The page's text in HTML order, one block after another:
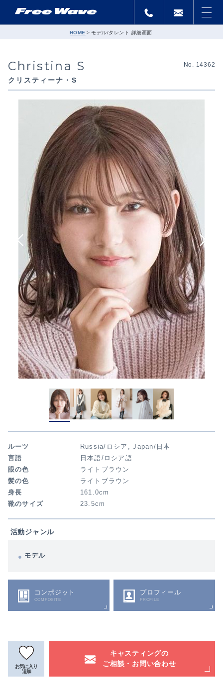
HOME モデル/タレント 詳細画面
Christina S
クリスティーナ・S
No. 14362
ルーツ
Russia/ロシア, Japan/日本
言語
日本語/ロシア語
眼の色
ライトブラウン
髪の色
ライトブラウン
身長
161.0cm
靴のサイズ
23.5cm
活動ジャンル
モデル
コンポジット
COMPOSITE
プロフィール
PROFILE
お気に入り
追加
キャスティングの
ご相談・お問い合わせ